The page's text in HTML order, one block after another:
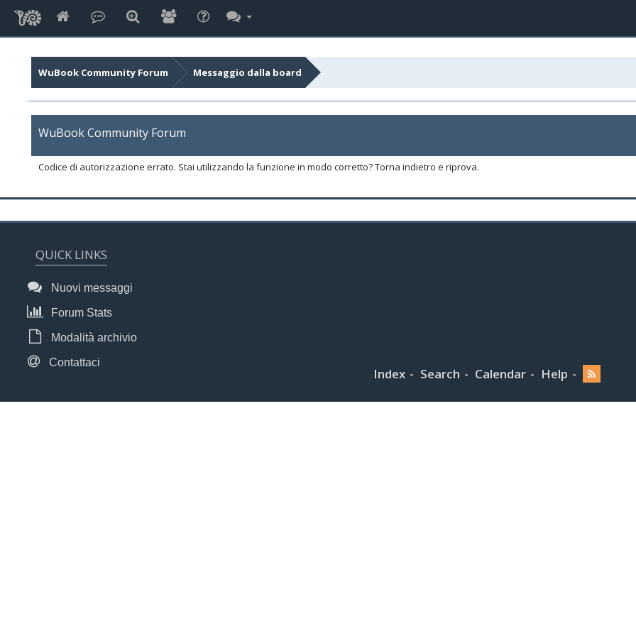
WuBook Community Forum Messaggio dalla board
WuBook Community Forum
Codice di autorizzazione errato. Stai utilizzando la funzione in modo corretto? Torna indietro e riprova.
QUICK LINKS
Nuovi messaggi
Forum Stats
Modalità archivio
Contattaci
Index Search Calendar Help